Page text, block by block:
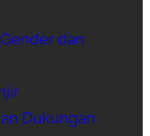
dan
Dukungan